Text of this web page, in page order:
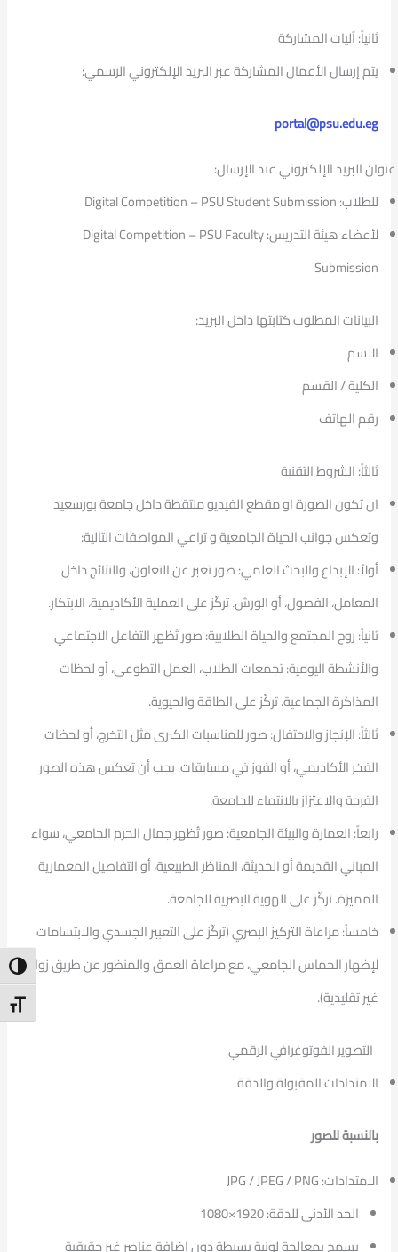
ثانياً: آليات المشاركة
يتم إرسال الأعمال المشاركة عبر البريد الإلكتروني الرسمي:
portal@psu.edu.eg
عنوان البريد الإلكتروني عند الإرسال:
للطلاب: Digital Competition – PSU Student Submission
لأعضاء هيئة التدريس: Digital Competition – PSU Faculty
Submission
البيانات المطلوب كتابتها داخل البريد:
الاسم
الكلية / القسم
رقم الهاتف
ثالثاً: الشروط التقنية
ان تكون الصورة او مقطع الفيديو ملتقطة داخل جامعة بورسعيد
وتعكس جوانب الحياة الجامعية و تراعي المواصفات التالية:
أولاً: الإبداع والبحث العلمي: صور تعبر عن التعاون، والنتائج داخل
المعامل، الفصول، أو الورش. تركّز على العملية الأكاديمية، الابتكار.
ثانياً: روح المجتمع والحياة الطلابية: صور تُظهر التفاعل الاجتماعي
والأنشطة اليومية: تجمعات الطلاب، العمل التطوعي، أو لحظات
المذاكرة الجماعية. تركّز على الطاقة والحيوية.
ثالثاً: الإنجاز والاحتفال: صور للمناسبات الكبرى مثل التخرج، أو لحظات
الفخر الأكاديمي، أو الفوز في مسابقات. يجب أن تعكس هذه الصور
الفرحة والاعتزاز بالانتماء للجامعة.
رابعاً: العمارة والبيئة الجامعية: صور تُظهر جمال الحرم الجامعي، سواء
المباني القديمة أو الحديثة، المناظر الطبيعية، أو التفاصيل المعمارية
المميزة. تركّز على الهوية البصرية للجامعة.
خامساً: مراعاة التركيز البصري (تركّز على التعبير الجسدي والابتسامات
لإظهار الحماس الجامعي، مع مراعاة العمق والمنظور عن طريق زوايا
غير تقليدية).
التصوير الفوتوغرافي الرقمي
الامتدادات المقبولة والدقة
بالنسبة للصور
الامتدادات: JPG / JPEG / PNG
الحد الأدنى للدقة: 1920×1080
يسمح بمعالجة لونية بسيطة دون إضافة عناصر غير حقيقية